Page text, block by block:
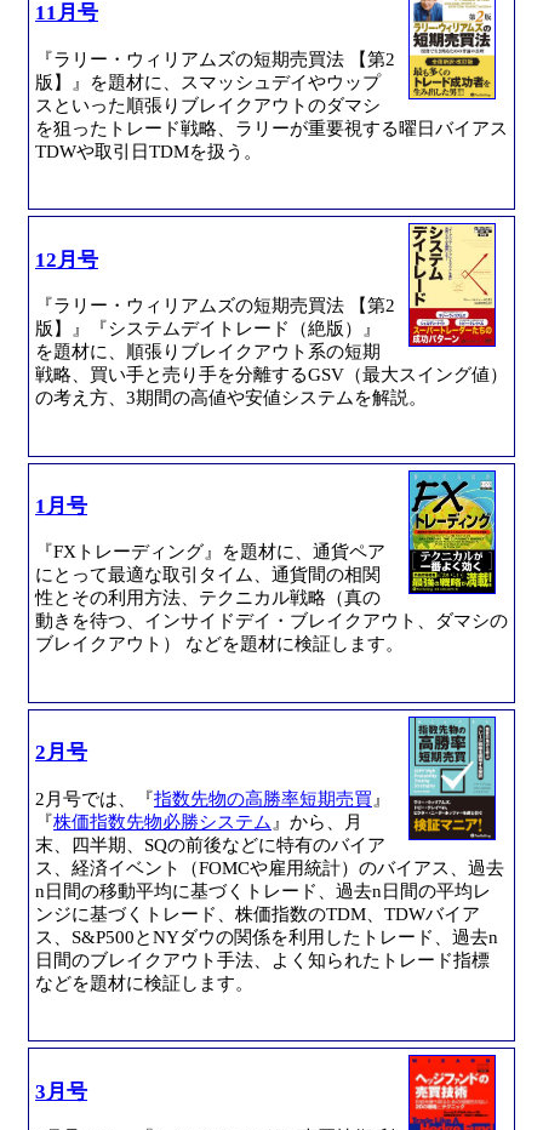
11月号
『ラリー・ウィリアムズの短期売買法 【第2
版】』を題材に、スマッシュデイやウップ
スといった順張りブレイクアウトのダマシ
を狙ったトレード戦略、ラリーが重要視する曜日バイアス
TDWや取引日TDMを扱う。
12月号
『ラリー・ウィリアムズの短期売買法 【第2
版】』『システムデイトレード（絶版）』
を題材に、順張りブレイクアウト系の短期
戦略、買い手と売り手を分離するGSV（最大スイング値）
の考え方、3期間の高値や安値システムを解説。
1月号
『FXトレーディング』を題材に、通貨ペア
にとって最適な取引タイム、通貨間の相関
性とその利用方法、テクニカル戦略（真の
動きを待つ、インサイドデイ・ブレイクアウト、ダマシの
ブレイクアウト） などを題材に検証します。
2月号
2月号では、『指数先物の高勝率短期売買 』
『株価指数先物必勝システム 』から、月
末、四半期、SQの前後などに特有のバイア
ス、経済イベント（FOMCや雇用統計）のバイアス、過去
n日間の移動平均に基づくトレード、過去n日間の平均レ
ンジに基づくトレード、株価指数のTDM、TDWバイア
ス、S&P500とNYダウの関係を利用したトレード、過去n
日間のブレイクアウト手法、よく知られたトレード指標
などを題材に検証します。
3月号